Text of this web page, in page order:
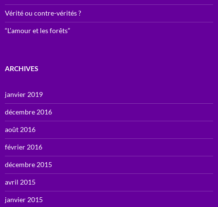
Vérité ou contre-vérités ?
“L’amour et les forêts”
ARCHIVES
janvier 2019
décembre 2016
août 2016
février 2016
décembre 2015
avril 2015
janvier 2015